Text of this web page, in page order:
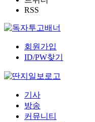
RSS
회원가입
ID/PW찾기
기사
방송
커뮤니티